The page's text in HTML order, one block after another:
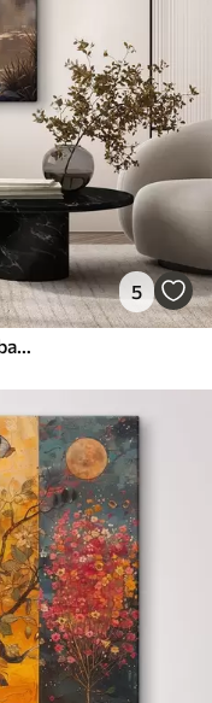
5
Kaks suurt halli, pikkade kaelade ja tiibadega kraanat, mis seisavad puudest ümbritsetud udujärves